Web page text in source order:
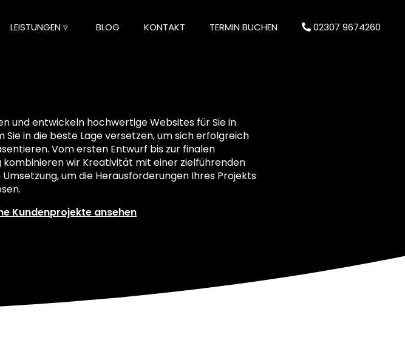
LEISTUNGEN ▿ BLOG KONTAKT TERMIN BUCHEN 02307 9674260
und entwickeln hochwertige Websites für Sie in
Sie in die beste Lage versetzen, um sich erfolgreich
Vom ersten Entwurf bis zur finalen
wir Kreativität mit einer zielführenden
um die Herausforderungen Ihres Projekts
Kundenprojekte ansehen